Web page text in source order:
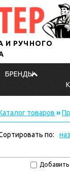
И РУЧНОГО
БРЕНДЫ
товаров »
по:
Добавить